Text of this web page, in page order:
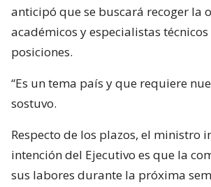
anticipó que se buscará recoger la
académicos y especialistas
posiciones.
“Es un tema país y que requiere
sostuvo.
Respecto de los plazos, el ministro
intención del Ejecutivo es que la
sus labores durante la próxima